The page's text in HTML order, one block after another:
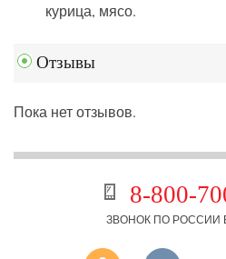
курица, мясо.
Отзывы
Пока нет отзывов.
8-800-
ЗВОНОК ПО РОССИИ